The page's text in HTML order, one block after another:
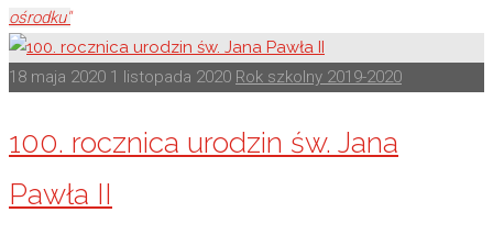
ośrodku"
18 maja 2020 1 listopada 2020 Rok szkolny 2019-2020
100. rocznica urodzin św. Jana
Pawła II